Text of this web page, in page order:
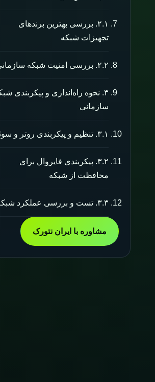
۲.۱. بررسی بهترین برندهای
تجهیزات شبکه
۲.۲. بررسی امنیت شبکه سازمانی
۳. نحوه راه‌اندازی و پیکربندی
سازمانی
۳.۱. تنظیم و پیکربندی روتر و سوئیچ
۳.۲. پیکربندی فایروال برای
محافظت از شبکه
۳.۳. تست و بررسی عملکرد شبکه
مشاوره با ایران نتورک